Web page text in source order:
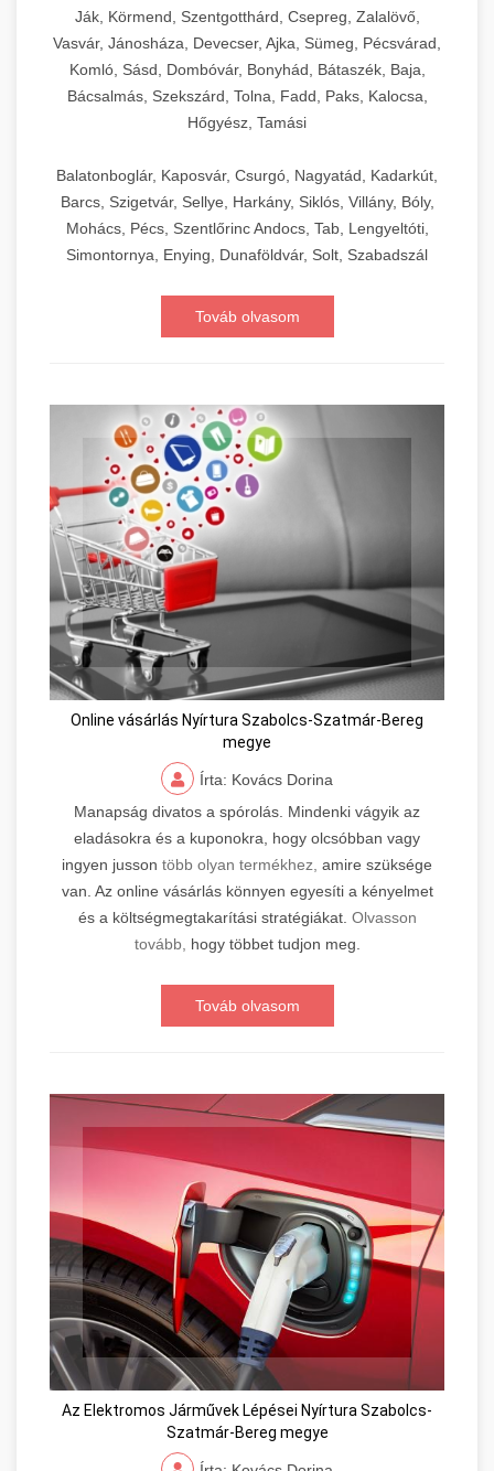
Ják, Körmend, Szentgotthárd, Csepreg, Zalalövő,
Vasvár, Jánosháza, Devecser, Ajka, Sümeg, Pécsvárad,
Komló, Sásd, Dombóvár, Bonyhád, Bátaszék, Baja,
Bácsalmás, Szekszárd, Tolna, Fadd, Paks, Kalocsa,
Hőgyész, Tamási
Balatonboglár, Kaposvár, Csurgó, Nagyatád, Kadarkút,
Barcs, Szigetvár, Sellye, Harkány, Siklós, Villány, Bóly,
Mohács, Pécs, Szentlőrinc Andocs, Tab, Lengyeltóti,
Simontornya, Enying, Dunaföldvár, Solt, Szabadszál
Továb olvasom
Online vásárlás Nyírtura Szabolcs-Szatmár-Bereg
megye
Írta: Kovács Dorina
Manapság divatos a spórolás. Mindenki vágyik az
eladásokra és a kuponokra, hogy olcsóbban vagy
ingyen jusson több olyan termékhez, amire szüksége
van. Az online vásárlás könnyen egyesíti a kényelmet
és a költségmegtakarítási stratégiákat. Olvasson
tovább, hogy többet tudjon meg.
Továb olvasom
Az Elektromos Járművek Lépései Nyírtura Szabolcs-
Szatmár-Bereg megye